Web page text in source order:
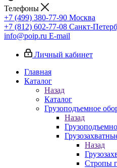
Телефоны
+7 (499) 380-77-90 Москва
+7 (812) 602-77-08 Санкт-
info@poip.ru E-mail
Личный кабинет
Главная
Каталог
Назад
Каталог
Грузоподъемное
Назад
Назад
Стропы